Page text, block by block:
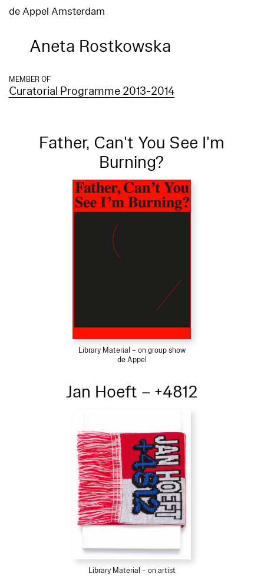
de Appel Amsterdam
Aneta Rostkowska
MEMBER OF
Curatorial Programme 2013-2014
Father, Can't You See I'm
Burning?
Library Material – on group show
de Appel
Jan Hoeft – +4812
Library Material – on artist